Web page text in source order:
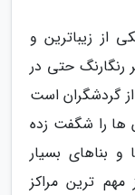
از زیباترین و
حتی در
گردشگران است
ها را شگفت زده
و بناهای بسیار
ترین مراکز